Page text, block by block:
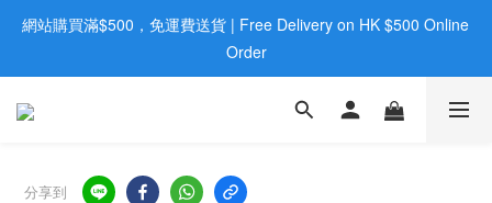
歡迎親臨旺角店購買：旺角弼街20號12樓B  |  RealDeal 保健品 |
WhatsApp 9560 0709
網站購買滿$500，免運費送貨 | Free Delivery on HK $500 Online
Order
歡迎親臨旺角店購買：旺角弼街20號12樓B  |  RealDeal 保健品 |
分享到